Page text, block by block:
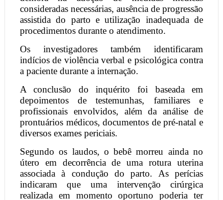
consideradas necessárias, ausência de progressão
assistida do parto e utilização inadequada de
procedimentos durante o atendimento.
Os investigadores também identificaram
indícios de violência verbal e psicológica contra
a paciente durante a internação.
A conclusão do inquérito foi baseada em
depoimentos de testemunhas, familiares e
profissionais envolvidos, além da análise de
prontuários médicos, documentos de pré-natal e
diversos exames periciais.
Segundo os laudos, o bebê morreu ainda no
útero em decorrência de uma rotura uterina
associada à condução do parto. As perícias
indicaram que uma intervenção cirúrgica
realizada em momento oportuno poderia ter